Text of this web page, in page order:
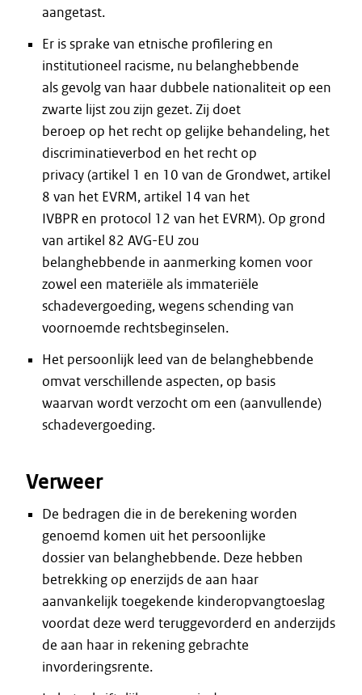
aangetast.
Er is sprake van etnische profilering en
institutioneel racisme, nu belanghebbende
als gevolg van haar dubbele nationaliteit op een
zwarte lijst zou zijn gezet. Zij doet
beroep op het recht op gelijke behandeling, het
discriminatieverbod en het recht op
privacy (artikel 1 en 10 van de Grondwet, artikel
8 van het EVRM, artikel 14 van het
IVBPR en protocol 12 van het EVRM). Op grond
van artikel 82 AVG-EU zou
belanghebbende in aanmerking komen voor
zowel een materiële als immateriële
schadevergoeding, wegens schending van
voornoemde rechtsbeginselen.
Het persoonlijk leed van de belanghebbende
omvat verschillende aspecten, op basis
waarvan wordt verzocht om een (aanvullende)
schadevergoeding.
Verweer
De bedragen die in de berekening worden
genoemd komen uit het persoonlijke
dossier van belanghebbende. Deze hebben
betrekking op enerzijds de aan haar
aanvankelijk toegekende kinderopvangtoeslag
voordat deze werd teruggevorderd en anderzijds
de aan haar in rekening gebrachte
invorderingsrente.